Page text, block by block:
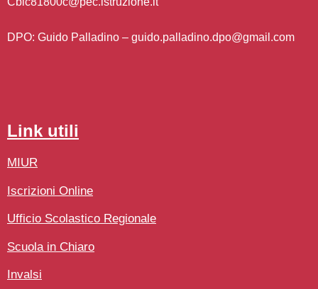
DPO: Guido Palladino – guido.palladino.dpo@gmail.com
link utili
MIUR
Iscrizioni Online
Ufficio Scolastico Regionale
Scuola in Chiaro
Invalsi